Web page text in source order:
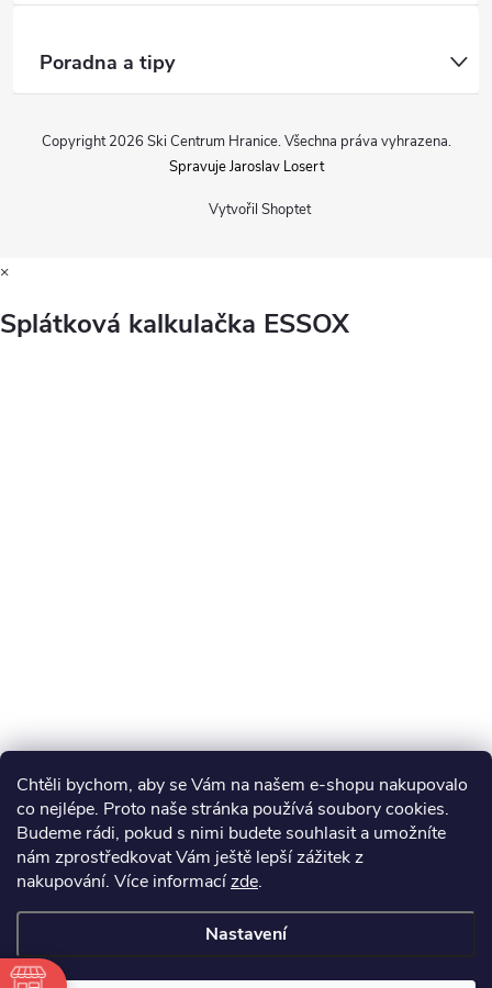
Chtěli bychom, aby se Vám na našem e-shopu nakupovalo
co nejlépe. Proto naše stránka používá soubory cookies.
Budeme rádi, pokud s nimi budete souhlasit a umožníte
nám zprostředkovat Vám ještě lepší zážitek z
nakupování. Více informacízde.
Nastavení
Poradna a tipy
Vytvořil Shoptet
Copyright 2026 Ski Centrum Hranice. Všechna práva vyhrazena.
Spravuje Jaroslav Losert
×
Splátková kalkulačka ESSOX